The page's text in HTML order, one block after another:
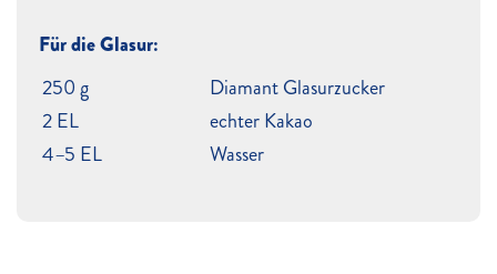
Für die Glasur:
250 g
Diamant Glasurzucker
2 EL
echter Kakao
4–5 EL
Wasser